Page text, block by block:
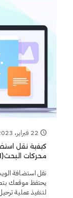
22 فبراير، 2023
كيفية نقل
محركات البحث
نقل استضافة
يحتفظ موقعك
لتنفيذ عملية